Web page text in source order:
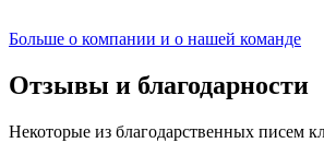
Больше о компании и о нашей команде
Отзывы и благодарности
Некоторые из благодарственных писем